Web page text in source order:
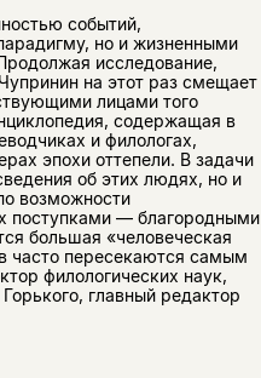
событий,
но и жизненными
исследование,
на этот раз смещает
лицами того
содержащая в
и филологах,
эпохи оттепели. В задачи
об этих людях, но и
возможности
поступками — благородными
большая «человеческая
часто пересекаются самым
филологических наук,
главный редактор